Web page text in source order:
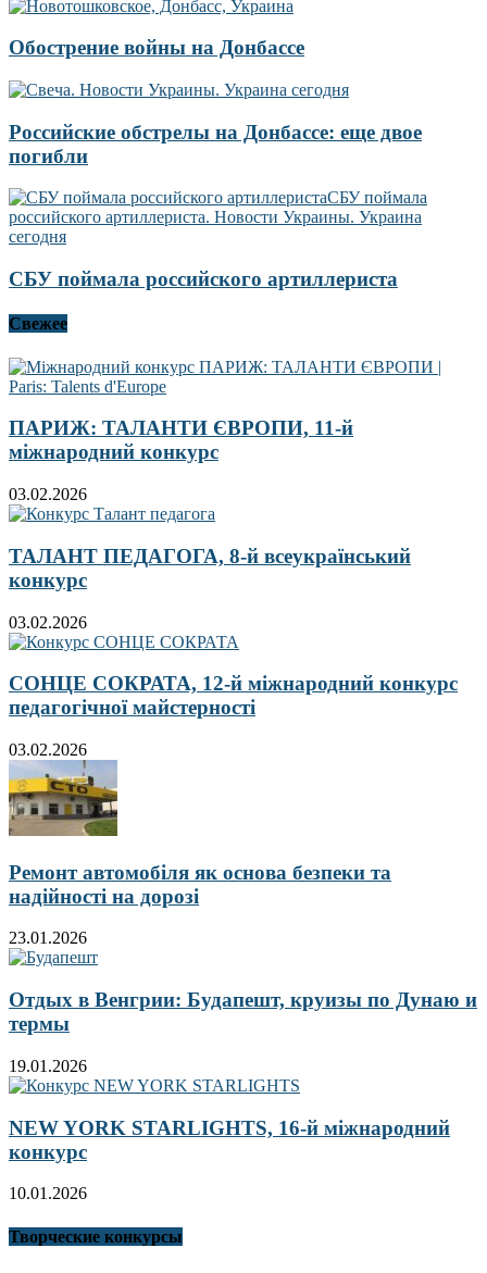
Обострение войны на Донбассе
Российские обстрелы на Донбассе: еще двое
погибли
СБУ поймала российского артиллериста
Свежее
ПАРИЖ: ТАЛАНТИ ЄВРОПИ, 11-й
міжнародний конкурс
03.02.2026
ТАЛАНТ ПЕДАГОГА, 8-й всеукраїнський
конкурс
03.02.2026
СОНЦЕ СОКРАТА, 12-й міжнародний конкурс
педагогічної майстерності
03.02.2026
Ремонт автомобіля як основа безпеки та
надійності на дорозі
23.01.2026
Отдых в Венгрии: Будапешт, круизы по Дунаю и
термы
19.01.2026
NEW YORK STARLIGHTS, 16-й міжнародний
конкурс
10.01.2026
Творческие конкурсы